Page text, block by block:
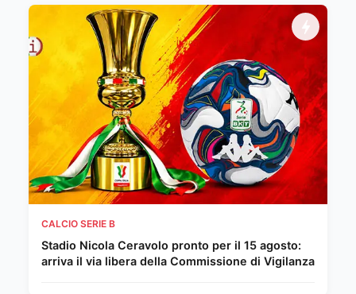
CALCIO SERIE B
Stadio Nicola Ceravolo pronto per il 15 agosto:
arriva il via libera della Commissione di Vigilanza